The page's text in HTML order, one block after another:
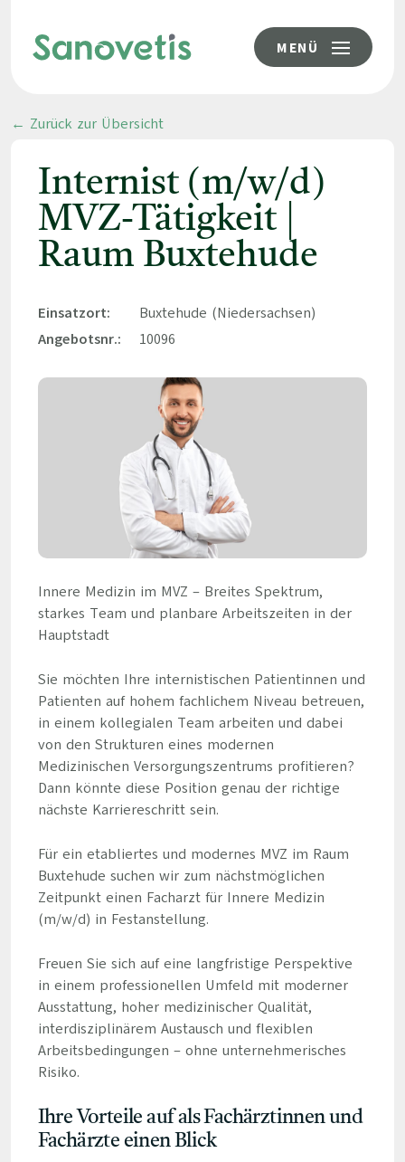
MENÜ
← Zurück zur Übersicht
Internist (m/w/d)
MVZ-Tätigkeit |
Raum Buxtehude
Einsatzort:
Buxtehude (Niedersachsen)
Angebotsnr.:
10096
Innere Medizin im MVZ – Breites Spektrum,
starkes Team und planbare Arbeitszeiten in der
Hauptstadt
Sie möchten Ihre internistischen Patientinnen und
Patienten auf hohem fachlichem Niveau betreuen,
in einem kollegialen Team arbeiten und dabei
von den Strukturen eines modernen
Medizinischen Versorgungszentrums profitieren?
Dann könnte diese Position genau der richtige
nächste Karriereschritt sein.
Für ein etabliertes und modernes MVZ im Raum
Buxtehude suchen wir zum nächstmöglichen
Zeitpunkt einen Facharzt für Innere Medizin
(m/w/d) in Festanstellung.
Freuen Sie sich auf eine langfristige Perspektive
in einem professionellen Umfeld mit moderner
Ausstattung, hoher medizinischer Qualität,
interdisziplinärem Austausch und flexiblen
Arbeitsbedingungen – ohne unternehmerisches
Risiko.
Ihre Vorteile auf als Fachärztinnen und
Fachärzte einen Blick